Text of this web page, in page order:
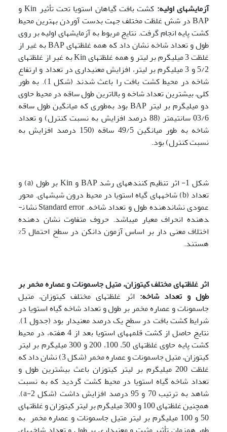
آزمایش­های اولیه:
کشت بافت گیاهان استویا تحت تأثیر Kin و
BAP در شش غلظت مختلف جهت بدست آوردن بهترین محیط
کشت پایه انجام گرفت. نتایج مربوط به آزمایش­های اولیه بر روی
طول و تعداد شاخه نشان داد که همه غلظت­های BAP به غیر از
غلظت 3 میلی­گرم بر لیتر و همه غلظت­های Kin به غیر از غلظت­های
5/2 و 3 میلی­گرم بر لیتر، افزایش معنی­داری در تعداد و ارتفاع
شاخه در محیط کشت بافت را باعث شدند (شکل 1). به طور
کلی، بیشترین تعداد شاخه و بالاترین طول ساقه در محیط حاوی
دو میلی­گرم بر لیتر BAP بود به‌طوری که میانگین طول ساقه
03/6 سانتی­متر (88 درصد افزایش به نسبت کنترل) و تعداد
شاخه به طور میانگین 49/5 ساقه (150 درصد افزایش به
نسبت کنترل) بود.
شکل 1- اثر تنظیم کننده­های رشد BAP و Kin بر طول (a) و
تعداد (b) شاخه­های گیاه استویا در محیط درون شیشه­ای. محور
عمودی نشان­دهنده طول و تعداد شاخه. Standard error نشان­
دهنده انحراف معیار می­باشد. حروف متفاوت نشان دهنده
اختلاف معنی دار بر اساس آزمون دانکن در سطح احتمال 5%
هستند.
اثر غلظت­های مختلف کیتوزان، متیل جاسمونات و عصاره مخمر بر
طول و تعداد شاخه: اثر غلظت­های مختلف کیتوزان، متیل
جاسمونات و عصاره مخمر بر طول و تعداد شاخه گیاه استویا در
شرایط کشت بافت در سطح یک درصد معنی­دار بود (جدول 1).
نتایج حاصل از کشت قلمه­های استویا بعد از 4 هفته، در محیط
کشت پایه حاوی غلظت­های 50، 100، 200 و 300 میلی­گرم بر لیتر
کیتوزان، متیل جاسمونات و عصاره مخمر (شکل 3) نشان داد که
غلظت 200 میلی­گرم بر لیتر کیتوزان باعث بیشترین طول و
تعداد شاخه گیاه استویا در محیط کشت گردید که به نسبت
شاهد به ترتیب 70 و 95 درصد افزایش داشت (شکل 2-a).
همچنین غلظت­های 100 و 300 میلی­گرم بر لیتر کیتوزان و غلظت­های
50 و 100 میلی­گرم بر لیتر متیل جاسمونات و عصاره مخمر به